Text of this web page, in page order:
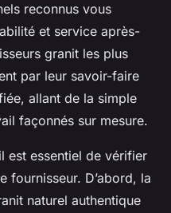
reconnus vous
et service après-
granit les plus
par leur savoir-faire
allant de la simple
façonnés sur mesure.
est essentiel de vérifier
fournisseur. D’abord, la
naturel authentique